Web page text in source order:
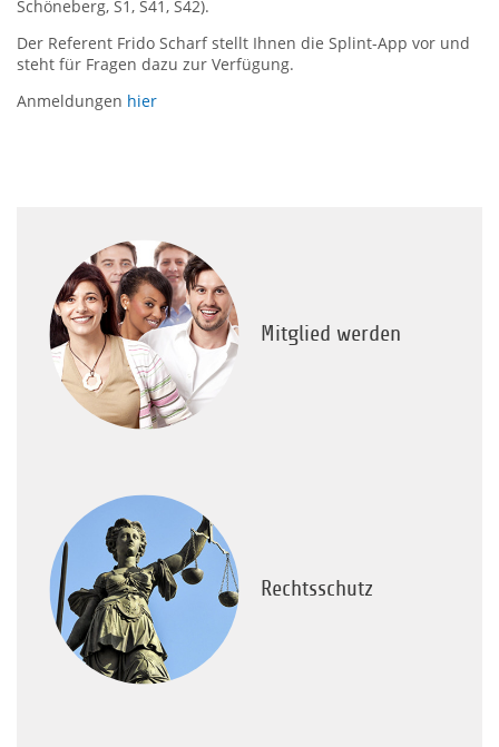
Schöneberg, S1, S41, S42).
Der Referent Frido Scharf stellt Ihnen die Splint-App vor und
steht für Fragen dazu zur Verfügung.
Anmeldungen hier
Mitglied werden
Rechtsschutz